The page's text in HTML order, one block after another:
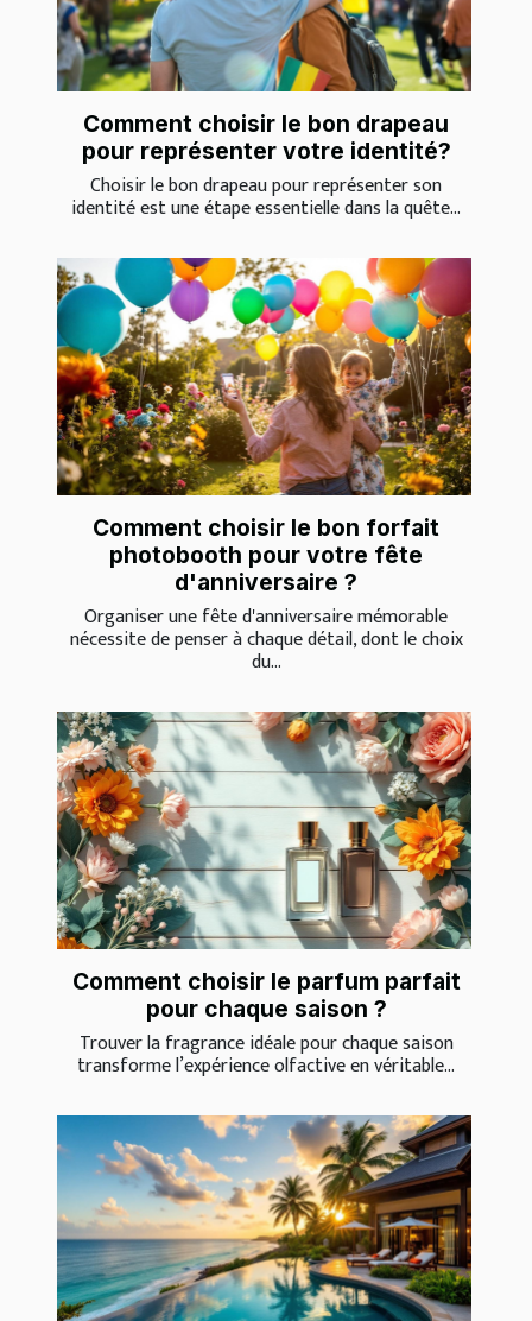
Comment choisir le bon drapeau
pour représenter votre identité?
Choisir le bon drapeau pour représenter son
identité est une étape essentielle dans la quête...
Comment choisir le bon forfait
photobooth pour votre fête
d'anniversaire ?
Organiser une fête d'anniversaire mémorable
nécessite de penser à chaque détail, dont le choix
du...
Comment choisir le parfum parfait
pour chaque saison ?
Trouver la fragrance idéale pour chaque saison
transforme l’expérience olfactive en véritable...